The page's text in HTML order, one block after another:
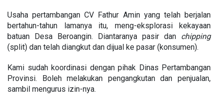
Usaha pertambangan CV Fathur Amin yang telah berjalan
bertahun-tahun lamanya itu, meng-eksplorasi kekayaan
batuan Desa Beroangin. Diantaranya pasir dan chipping
(split) dan telah diangkut dan dijual ke pasar (konsumen).
Kami sudah koordinasi dengan pihak Dinas Pertambangan
Provinsi. Boleh melakukan pengangkutan dan penjualan,
sambil mengurus izin-nya.